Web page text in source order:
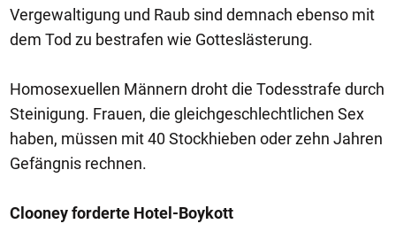
Vergewaltigung und Raub sind demnach ebenso mit
dem Tod zu bestrafen wie Gotteslästerung.
Homosexuellen Männern droht die Todesstrafe durch
Steinigung. Frauen, die gleichgeschlechtlichen Sex
haben, müssen mit 40 Stockhieben oder zehn Jahren
Gefängnis rechnen.
Clooney forderte Hotel-Boykott